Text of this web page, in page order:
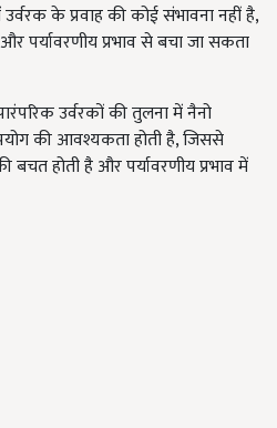
के प्रवाह की कोई संभावना नहीं है,
पर्यावरणीय प्रभाव से बचा जा सकता
उर्वरकों की तुलना में नैनो
की आवश्यकता होती है, जिससे
होती है और पर्यावरणीय प्रभाव में